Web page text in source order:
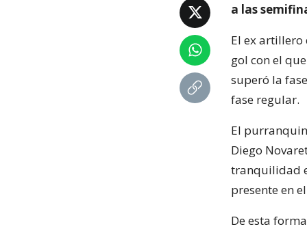
a las
El ex artillero
gol con el
superó la
fase regular.
El
Diego
tranquilidad
presente en
De esta